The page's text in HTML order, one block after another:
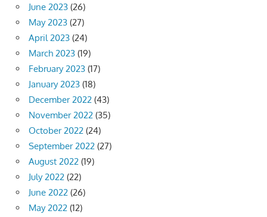
June 2023 (26)
May 2023 (27)
April 2023 (24)
March 2023 (19)
February 2023 (17)
January 2023 (18)
December 2022 (43)
November 2022 (35)
October 2022 (24)
September 2022 (27)
August 2022 (19)
July 2022 (22)
June 2022 (26)
May 2022 (12)